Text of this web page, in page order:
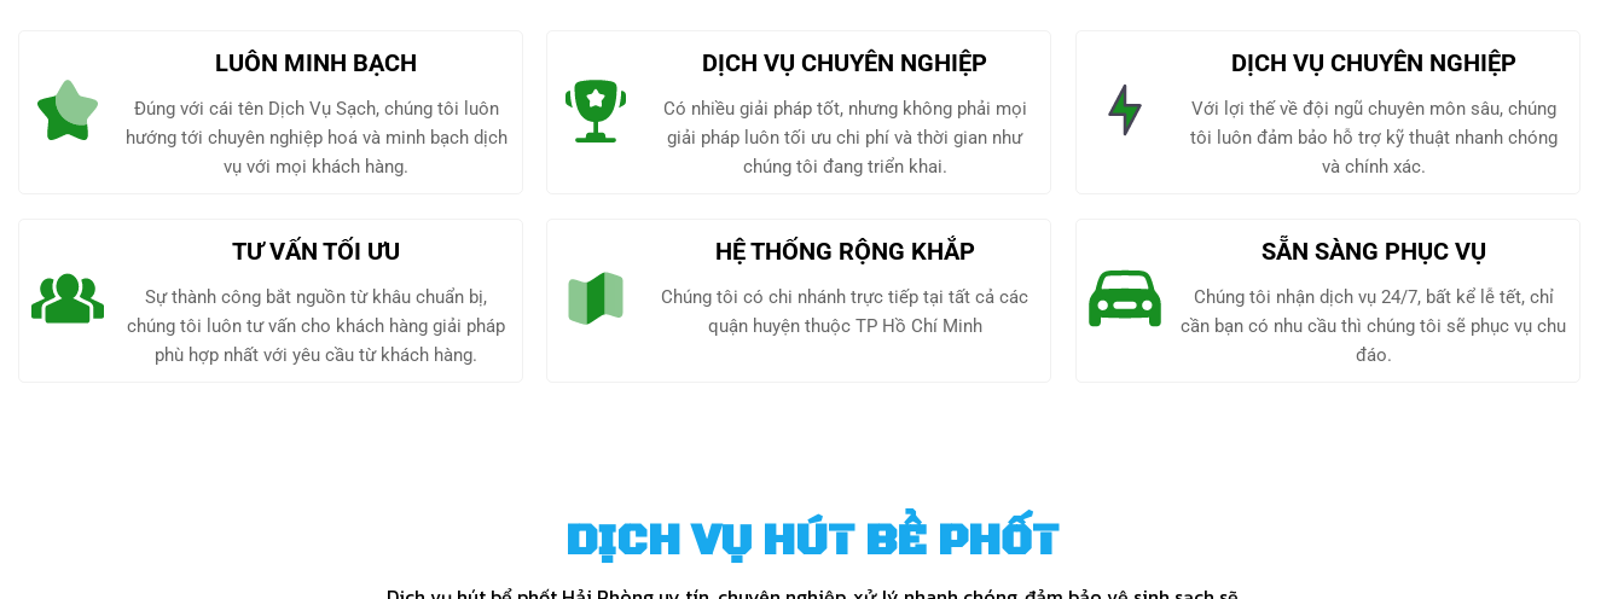
LUÔN MINH BẠCH
Đúng với cái tên Dịch Vụ Sạch, chúng tôi luôn
hướng tới chuyên nghiệp hoá và minh bạch dịch
vụ với mọi khách hàng.
DỊCH VỤ CHUYÊN NGHIỆP
Có nhiều giải pháp tốt, nhưng không phải mọi
giải pháp luôn tối ưu chi phí và thời gian như
chúng tôi đang triển khai.
DỊCH VỤ CHUYÊN NGHIỆP
Với lợi thế về đội ngũ chuyên môn sâu, chúng
tôi luôn đảm bảo hỗ trợ kỹ thuật nhanh chóng
và chính xác.
TƯ VẤN TỐI ƯU
Sự thành công bắt nguồn từ khâu chuẩn bị,
chúng tôi luôn tư vấn cho khách hàng giải pháp
phù hợp nhất với yêu cầu từ khách hàng.
HỆ THỐNG RỘNG KHẮP
Chúng tôi có chi nhánh trực tiếp tại tất cả các
quận huyện thuộc TP Hồ Chí Minh
SẴN SÀNG PHỤC VỤ
Chúng tôi nhận dịch vụ 24/7, bất kể lễ tết, chỉ
cần bạn có nhu cầu thì chúng tôi sẽ phục vụ chu
đáo.
DỊCH VỤ HÚT BỂ PHỐT